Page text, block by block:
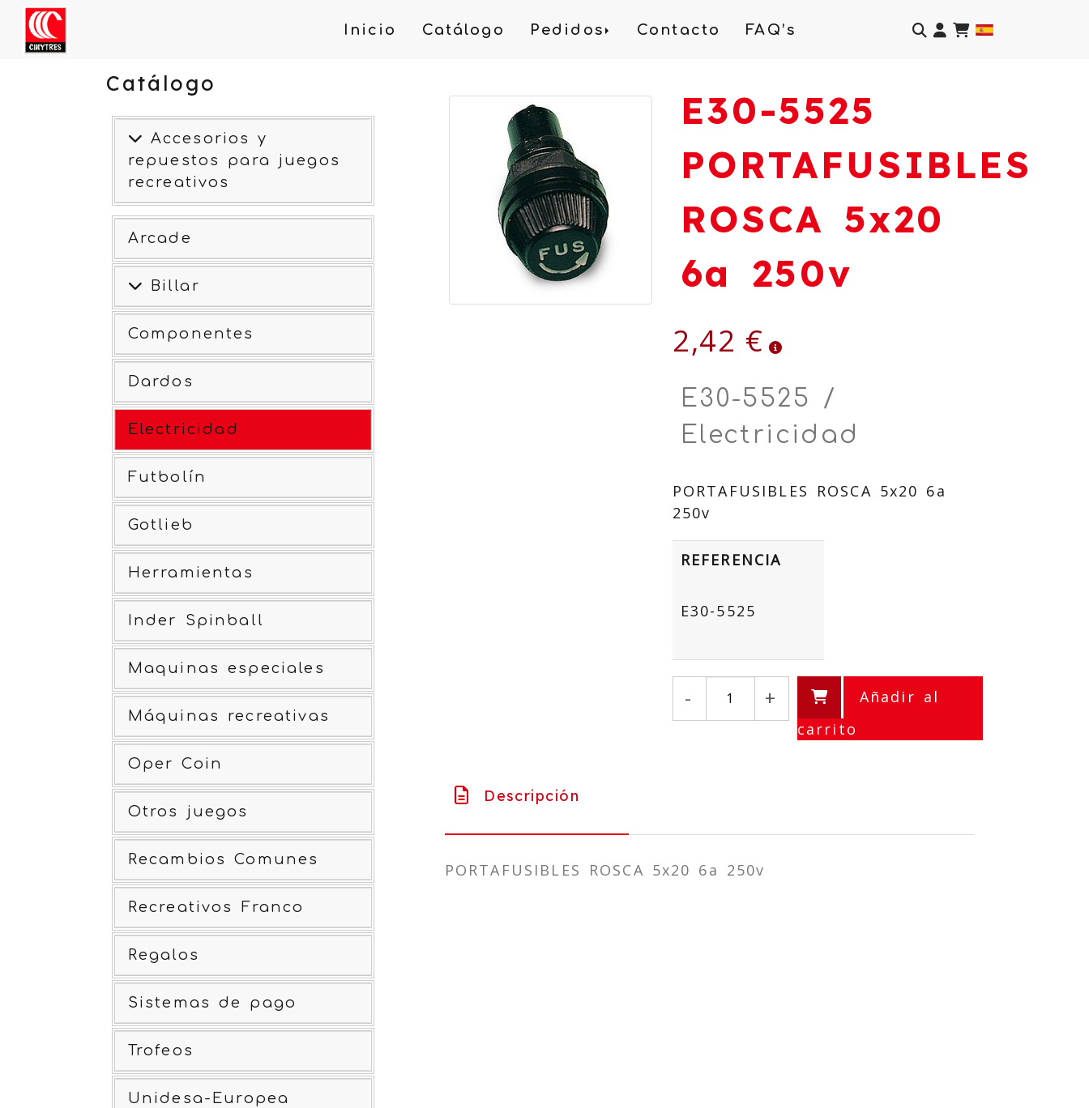
Inicio Catálogo Pedidos Contacto FAQ’s Identifícate
Catálogo
Accesorios y
repuestos para juegos
recreativos
Arcade
Billar
Componentes
Dardos
Electricidad
Futbolín
Gotlieb
Herramientas
Inder Spinball
Maquinas especiales
Máquinas recreativas
Oper Coin
Otros juegos
Recambios Comunes
Recreativos Franco
Regalos
Sistemas de pago
Trofeos
Unidesa-Europea
E30-5525
PORTAFUSIBLES
ROSCA 5x20
6a 250v
2,42 €
E30-5525 /
Electricidad
PORTAFUSIBLES ROSCA 5x20 6a
250v
REFERENCIA
E30-5525
- +
Añadir al
carrito
Descripción
PORTAFUSIBLES ROSCA 5x20 6a 250v